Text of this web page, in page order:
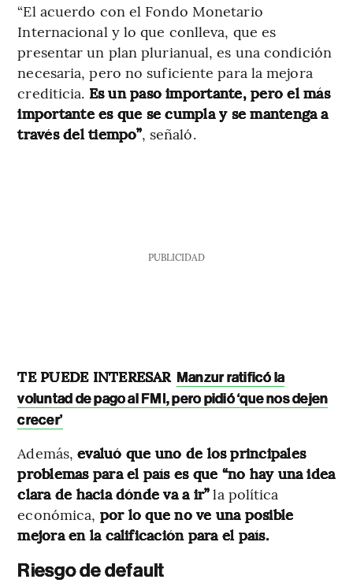
“El acuerdo con el Fondo Monetario
Internacional y lo que conlleva, que es
presentar un plan plurianual, es una condición
necesaria, pero no suficiente para la mejora
crediticia. Es un paso importante, pero el más
importante es que se cumpla y se mantenga a
través del tiempo”, señaló.
PUBLICIDAD
TE PUEDE INTERESAR Manzur ratificó la
voluntad de pago al FMI, pero pidió ‘que nos dejen
crecer’
Además,evaluó que uno de los principales
problemas para el país es que “no hay una idea
clara de hacia dónde va a ir”la política
económica, por lo que no ve una posible
mejora en la calificación para el país.
Riesgo de default